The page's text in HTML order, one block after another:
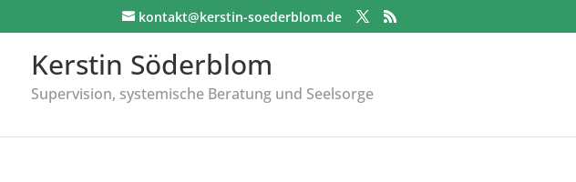
kontakt@kerstin-soederblom.de
Kerstin Söderblom
Supervision, systemische Beratung und Seelsorge